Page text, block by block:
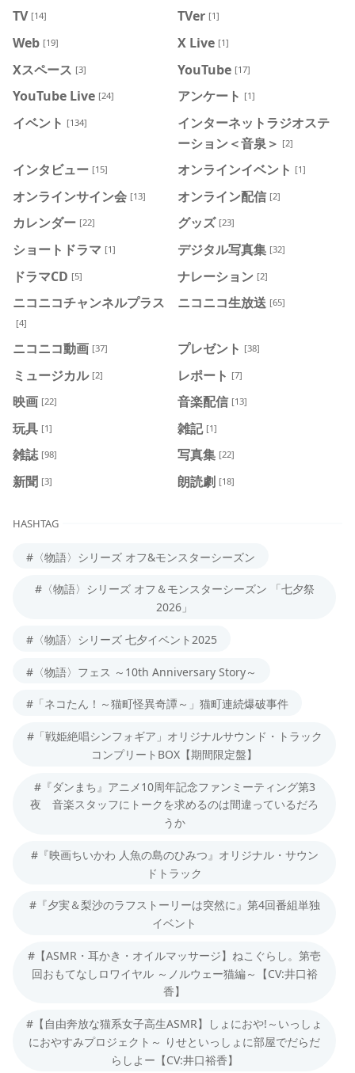
TV [14] TVer [1]
Web [19] X Live [1]
Xスペース [3] YouTube [17]
YouTube Live [24] アンケート [1]
イベント [134]
インターネットラジオステ
ーション＜音泉＞ [2]
インタビュー [15] オンラインイベント [1]
オンラインサイン会 [13] オンライン配信 [2]
カレンダー [22] グッズ [23]
ショートドラマ [1] デジタル写真集 [32]
ドラマCD [5] ナレーション [2]
ニコニコチャンネルプラス
[4]
ニコニコ生放送 [65]
ニコニコ動画 [37] プレゼント [38]
ミュージカル [2] レポート [7]
映画 [22] 音楽配信 [13]
玩具 [1] 雑記 [1]
雑誌 [98] 写真集 [22]
新聞 [3] 朗読劇 [18]
HASHTAG
#〈物語〉シリーズ オフ&モンスターシーズン
#〈物語〉シリーズ オフ＆モンスターシーズン 「七夕祭
2026」
#〈物語〉シリーズ 七夕イベント2025
#〈物語〉フェス ～10th Anniversary Story～
#「ネコたん！～猫町怪異奇譚～」猫町連続爆破事件
#「戦姫絶唱シンフォギア」オリジナルサウンド・トラック
コンプリートBOX【期間限定盤】
#『ダンまち』アニメ10周年記念ファンミーティング第3
夜 音楽スタッフにトークを求めるのは間違っているだろ
うか
#『映画ちいかわ 人魚の島のひみつ』オリジナル・サウン
ドトラック
#『夕実＆梨沙のラフストーリーは突然に』第4回番組単独
イベント
#【ASMR・耳かき・オイルマッサージ】ねこぐらし。第壱
回おもてなしロワイヤル ～ノルウェー猫編～【CV:井口裕
香】
#【自由奔放な猫系女子高生ASMR】しょにおや!～いっしょ
におやすみプロジェクト～ りせといっしょに部屋でだらだ
らしよー【CV:井口裕香】